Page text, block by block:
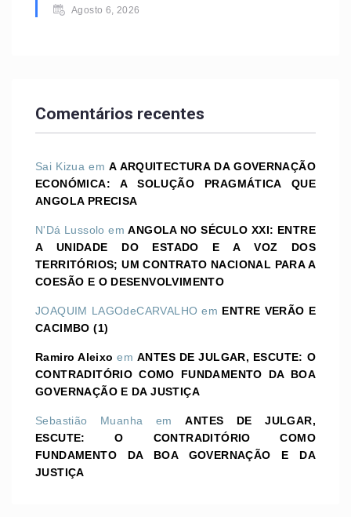
Agosto 6, 2026
Comentários recentes
Sai Kizua emA ARQUITECTURA DA GOVERNAÇÃO
ECONÓMICA: A SOLUÇÃO PRAGMÁTICA QUE
ANGOLA PRECISA
N'Dá Lussolo emANGOLA NO SÉCULO XXI: ENTRE
A UNIDADE DO ESTADO E A VOZ DOS
TERRITÓRIOS; UM CONTRATO NACIONAL PARA A
COESÃO E O DESENVOLVIMENTO
JOAQUIM LAGOdeCARVALHO em ENTRE VERÃO E
CACIMBO (1)
Ramiro Aleixo emANTES DE JULGAR, ESCUTE: O
CONTRADITÓRIO COMO FUNDAMENTO DA BOA
GOVERNAÇÃO E DA JUSTIÇA
Sebastião Muanha emANTES DE JULGAR,
ESCUTE: O CONTRADITÓRIO COMO
FUNDAMENTO DA BOA GOVERNAÇÃO E DA
JUSTIÇA